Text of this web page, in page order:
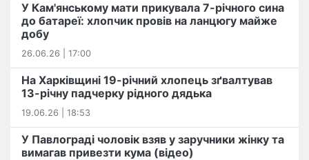
У Кам'янському мати прикувала 7-річного сина
до батареї: хлопчик провів на ланцюгу майже
добу
26.06.26 | 17:00
На Харківщині 19-річний хлопець​ ️зґвалтував
13-річну падчерку рідного дядька
19.06.26 | 18:53
У Павлограді чоловік взяв у заручники жінку та
вимагав привезти кума (відео)